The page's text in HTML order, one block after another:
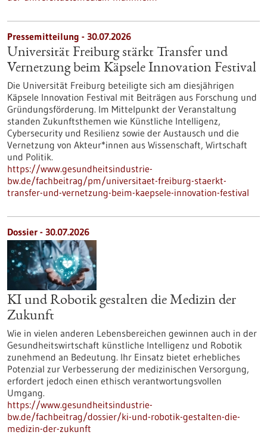
Pressemitteilung - 30.07.2026
Universität Freiburg stärkt Transfer und
Vernetzung beim Käpsele Innovation Festival
Die Universität Freiburg beteiligte sich am diesjährigen
Käpsele Innovation Festival mit Beiträgen aus Forschung und
Gründungsförderung. Im Mittelpunkt der Veranstaltung
standen Zukunftsthemen wie Künstliche Intelligenz,
Cybersecurity und Resilienz sowie der Austausch und die
Vernetzung von Akteur*innen aus Wissenschaft, Wirtschaft
und Politik.
https://www.gesundheitsindustrie-
bw.de/fachbeitrag/pm/universitaet-freiburg-staerkt-
transfer-und-vernetzung-beim-kaepsele-innovation-festival
Dossier - 30.07.2026
KI und Robotik gestalten die Medizin der
Zukunft
Wie in vielen anderen Lebensbereichen gewinnen auch in der
Gesundheitswirtschaft künstliche Intelligenz und Robotik
zunehmend an Bedeutung. Ihr Einsatz bietet erhebliches
Potenzial zur Verbesserung der medizinischen Versorgung,
erfordert jedoch einen ethisch verantwortungsvollen
Umgang.
https://www.gesundheitsindustrie-
bw.de/fachbeitrag/dossier/ki-und-robotik-gestalten-die-
medizin-der-zukunft